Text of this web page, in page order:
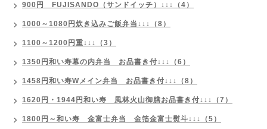
900円 FUJISANDO（サンドイッチ）↓↓↓（4）
1000～1080円炊き込みご飯弁当↓↓↓（8）
1100～1200円重↓↓↓（3）
1350円和い寿幕の内弁当 お品書き付↓↓↓（6）
1458円和い寿Wメイン弁当 お品書き付↓↓↓（8）
1620円・1944円和い寿 風林火山御膳お品書き付↓↓↓（7）
1800円～和い寿 金富士弁当 金箔金富士熨斗↓↓↓（5）